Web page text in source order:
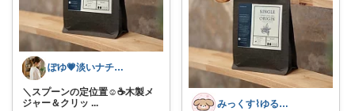
ぽゆ💗淡いナチュラルな空間づくり
＼スプーンの定位置☺☕木製メ
ジャー＆クリッ ...
みっくす⌇ゆる暮らし𓂃𖠿